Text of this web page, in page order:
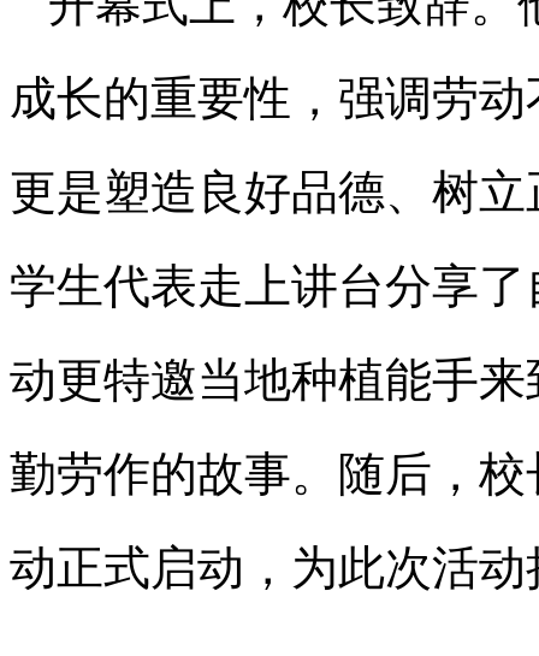
成长的重要性，强调劳
更是塑造良好品德、树
学生代表走上讲台分享
动更特邀当地种植能手
勤劳作的故事。随后，
动正式启动，为此次活